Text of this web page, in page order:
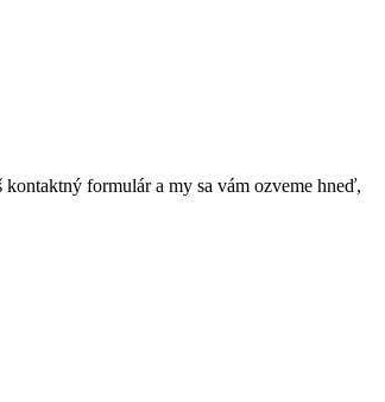
formulár a my sa vám ozveme hneď,